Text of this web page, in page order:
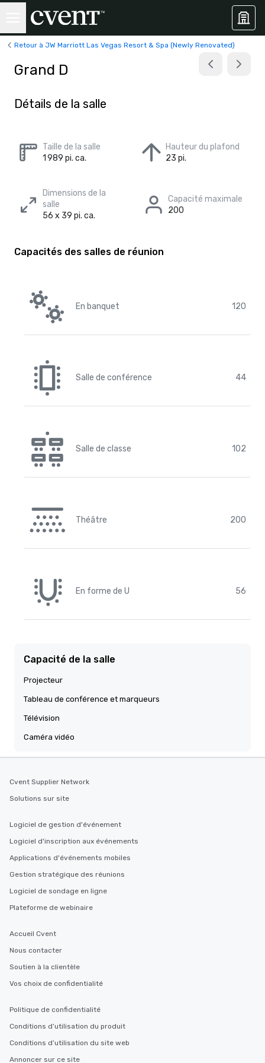
Retour à JW Marriott Las Vegas Resort & Spa (Newly Renovated)
Grand D
Détails de la salle
Taille de la salle
1 989 pi. ca.
Hauteur du plafond
23 pi.
Dimensions de la
salle
56 x 39 pi. ca.
Capacité maximale
200
Capacités des salles de réunion
En banquet 120
Salle de conférence 44
Salle de classe 102
Théâtre 200
En forme de U 56
Capacité de la salle
Projecteur
Tableau de conférence et marqueurs
Télévision
Caméra vidéo
Cvent Supplier Network
Solutions sur site
Logiciel de gestion d'événement
Logiciel d'inscription aux événements
Applications d'événements mobiles
Gestion stratégique des réunions
Logiciel de sondage en ligne
Plateforme de webinaire
Accueil Cvent
Nous contacter
Soutien à la clientèle
Vos choix de confidentialité
Politique de confidentialité
Conditions d’utilisation du produit
Conditions d’utilisation du site web
Annoncer sur ce site